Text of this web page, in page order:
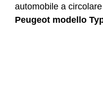
automobile a
Peugeot modello